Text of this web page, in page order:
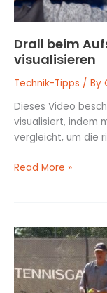
Drall beim
visualisieren
Technik-Tipps / By
Dieses Video
visualisiert, indem
vergleicht, um die
Read More »
Drehung
über
den